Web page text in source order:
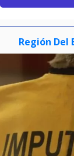
Región Del